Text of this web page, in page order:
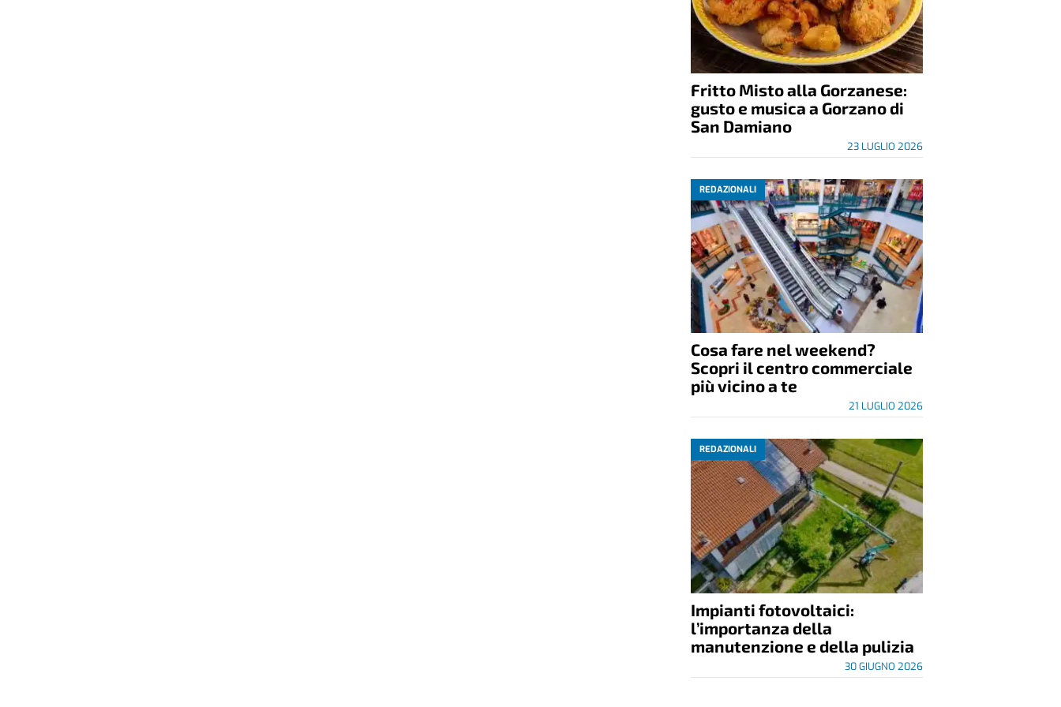
Fritto Misto alla Gorzanese:
gusto e musica a Gorzano di
San Damiano
23 LUGLIO 2026
REDAZIONALI
Cosa fare nel weekend?
Scopri il centro commerciale
più vicino a te
21 LUGLIO 2026
REDAZIONALI
Impianti fotovoltaici:
l’importanza della
manutenzione e della pulizia
30 GIUGNO 2026